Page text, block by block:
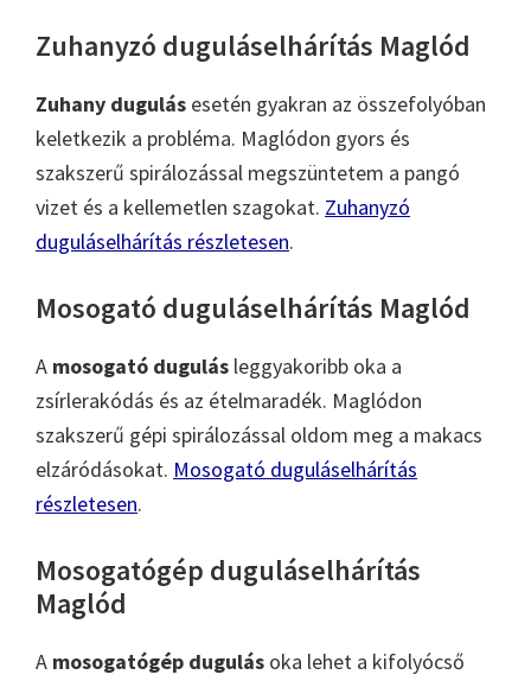
Zuhanyzó duguláselhárítás Maglód
Zuhany dugulás esetén gyakran az összefolyóban
keletkezik a probléma. Maglódon gyors és
szakszerű spirálozással megszüntetem a pangó
vizet és a kellemetlen szagokat. Zuhanyzó
duguláselhárítás részletesen.
Mosogató duguláselhárítás Maglód
A mosogató dugulás leggyakoribb oka a
zsírlerakódás és az ételmaradék. Maglódon
szakszerű gépi spirálozással oldom meg a makacs
elzáródásokat. Mosogató duguláselhárítás
részletesen.
Mosogatógép duguláselhárítás
Maglód
A mosogatógép dugulás oka lehet a kifolyócső